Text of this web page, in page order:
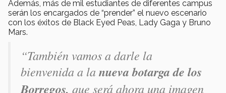
Además, más de mil estudiantes de diferentes campus
serán los encargados de “prender” el nuevo escenario
con los éxitos de Black Eyed Peas, Lady Gaga y Bruno
Mars.
“También vamos a darle la
bienvenida a lanueva botarga de los
Borregos, que será ahora una imagen